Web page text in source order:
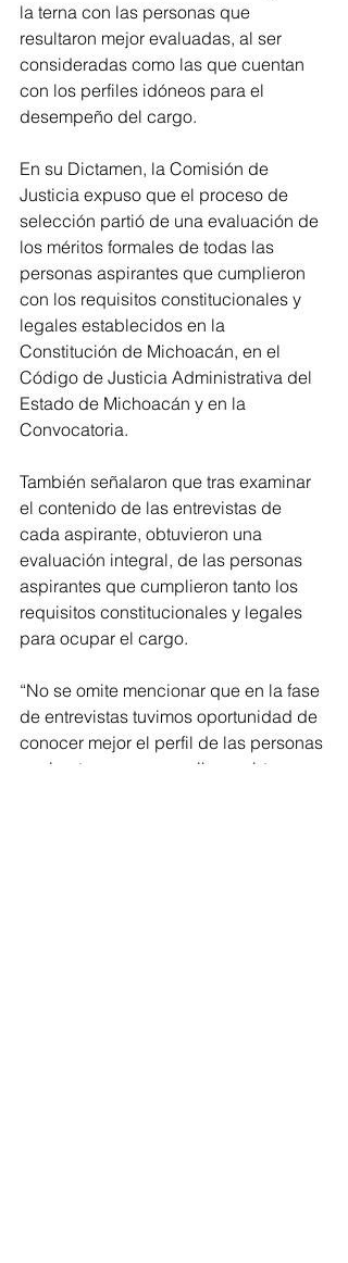
la terna con las personas que
resultaron mejor evaluadas, al ser
consideradas como las que cuentan
con los perfiles idóneos para el
desempeño del cargo.
En su Dictamen, la Comisión de
Justicia expuso que el proceso de
selección partió de una evaluación de
los méritos formales de todas las
personas aspirantes que cumplieron
con los requisitos constitucionales y
legales establecidos en la
Constitución de Michoacán, en el
Código de Justicia Administrativa del
Estado de Michoacán y en la
Convocatoria.
También señalaron que tras examinar
el contenido de las entrevistas de
cada aspirante, obtuvieron una
evaluación integral, de las personas
aspirantes que cumplieron tanto los
requisitos constitucionales y legales
para ocupar el cargo.
“No se omite mencionar que en la fase
de entrevistas tuvimos oportunidad de
conocer mejor el perfil de las personas
aspirantes, pues con ello se obtuvo un